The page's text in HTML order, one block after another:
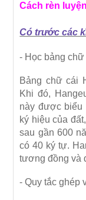
Cách rèn
Có trước các
- Học bảng
Bảng chữ cái
Khi đó,
này được biểu
ký hiệu của
sau gần 600
có 40 ký tự.
tương đồng và
- Quy tắc ghép